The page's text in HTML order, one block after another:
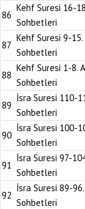
86
Kehf Suresi 16-
Sohbetleri
87
Kehf Suresi 9-15.
Sohbetleri
88
Kehf Suresi 1-8.
Sohbetleri
89
İsra Suresi 110-
Sohbetleri
90
İsra Suresi 100-
Sohbetleri
91
İsra Suresi 97-
Sohbetleri
92
İsra Suresi 89-
Sohbetleri